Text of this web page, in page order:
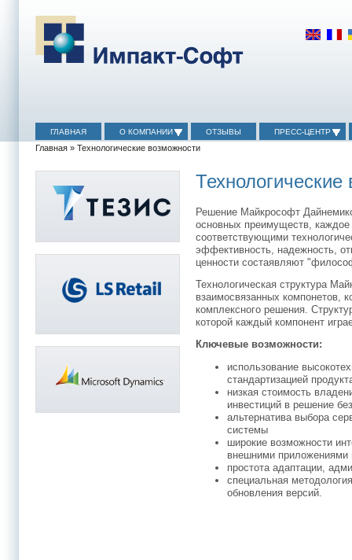
ГЛАВНАЯ О КОМПАНИИ ОТЗЫВЫ ПРЕСС-ЦЕНТР
Главная » Технологические возможности
Решение Майкрософт
основных преимуществ, каждое
соответствующими
эффективность, надежность,
ценности состаявляют
Технологическая структура
взаимосвязанных компонетов,
комплексного решения.
которой каждый компонент
Ключевые возможности:
использование
стандартизацией
низкая стоимость
инвестиций в решение
альтернатива выбора
системы
широкие возможности
внешними приложениями
простота адаптации,
специальная
обновления версий.